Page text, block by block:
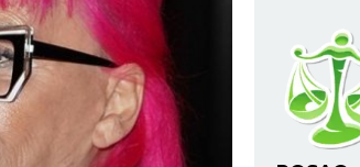
DEVICA
24.8 - 23.9